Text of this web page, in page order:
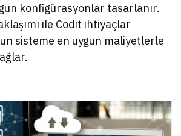
konfigürasyonlar tasarlanır.
ile Codit ihtiyaçlar
sisteme en uygun maliyetlerle